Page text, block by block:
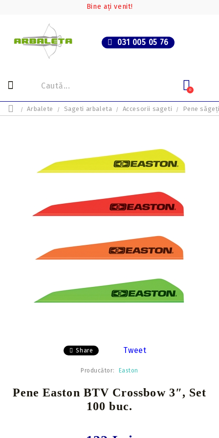
Bine ați venit!
031 005 05 76
0
Arbalete Sageti arbaleta Accesorii sageti Pene
Share Tweet
Producător: Easton
Pene Easton BTV Crossbow 3″, Set
100 buc.